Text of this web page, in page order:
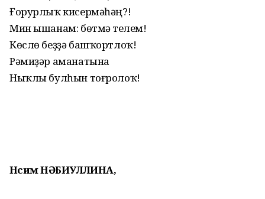
Ғорурлыҡ кисермәһәң?!
Мин ышанам: бөтмәҫ телем!
Көслө беҙҙә башҡортлоҡ!
Рәмиҙәр аманатына
Ныҡлы булһын тоғролоҡ!
Нәсимә НӘБИУЛЛИНА,